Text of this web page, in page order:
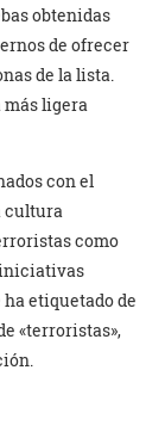
obtenidas
de ofrecer
de la lista.
más ligera
con el
cultura
como
iniciativas
etiquetado de
«terroristas»,